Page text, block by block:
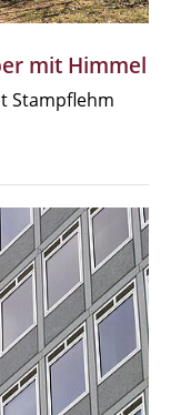
mit Himmel
Stampflehm